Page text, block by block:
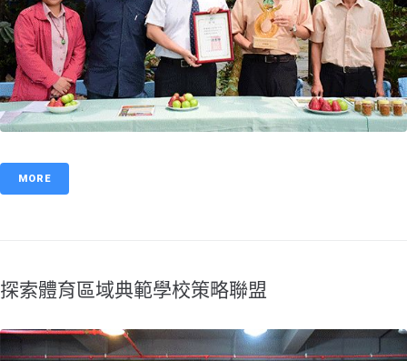
MORE
探索體育區域典範學校策略聯盟